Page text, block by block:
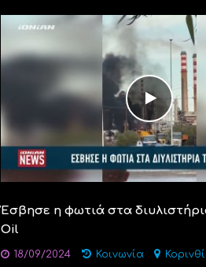
Έσβησε η φωτιά στα
Oil
18/09/2024 Κοινωνία